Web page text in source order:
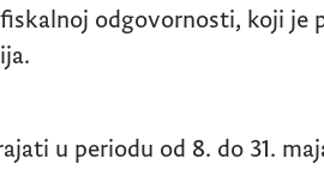
odgovornosti, koji je
u periodu od 8. do 31.